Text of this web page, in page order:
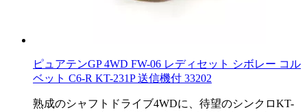
ピュアテンGP 4WD FW-06 レディセット シボレー コル
ベット C6-R KT-231P 送信機付 33202
熟成のシャフトドライブ4WDに、待望のシンクロKT-